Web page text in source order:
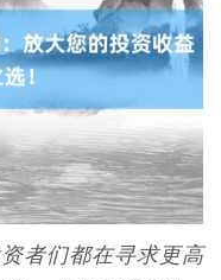
者们都在寻求更高